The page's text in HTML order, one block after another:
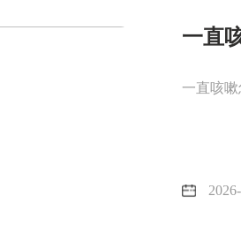
一直
一直咳